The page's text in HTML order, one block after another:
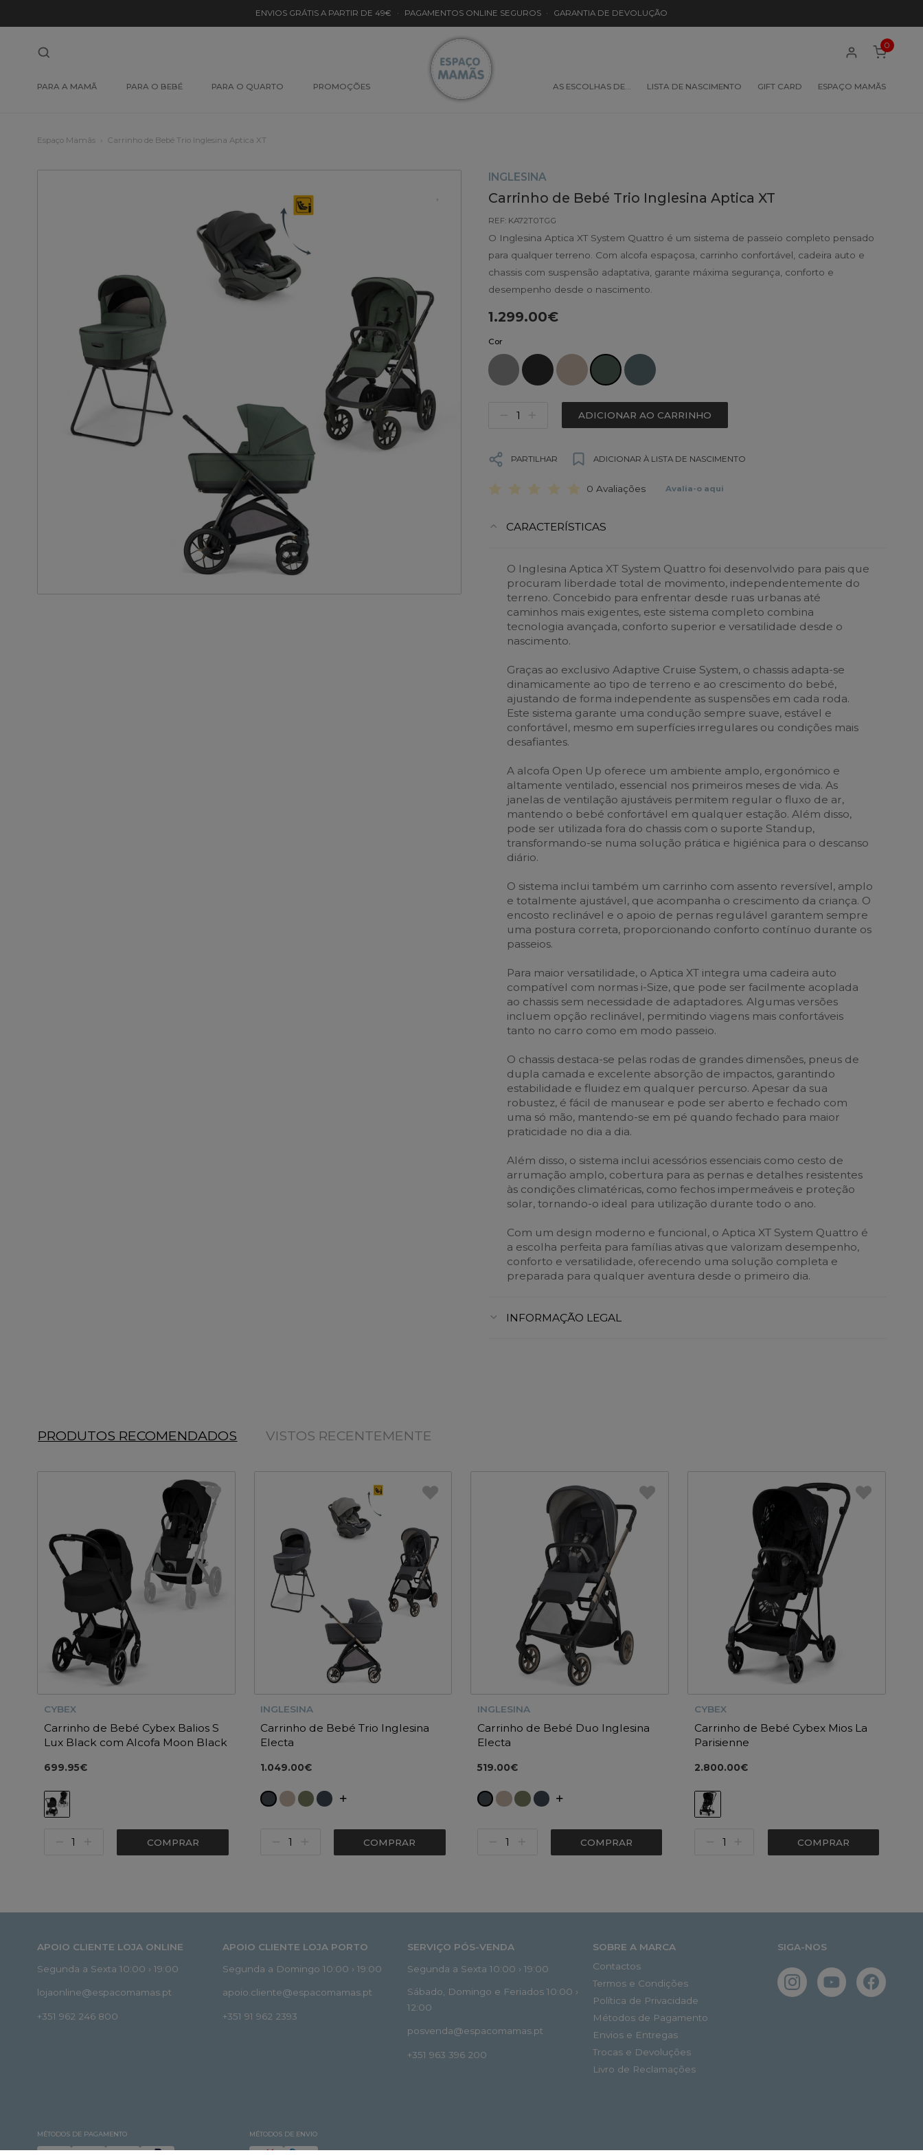
ENVIOS GRÁTIS A PARTIR DE 49€ · PAGAMENTOS ONLINE SEGUROS · GARANTIA DE DEVOLUÇÃO
PARA A MAMÃ PARA O BEBÉ PARA O QUARTO PROMOÇÕES AS ESCOLHAS DE… LISTA DE NASCIMENTO GIFT CARD ESPAÇO MAMÃS
0
Espaço Mamãs Carrinho de Bebé Trio Inglesina Aptica XT
INGLESINA
Carrinho de Bebé Trio Inglesina Aptica XT
REF: KA72T0TGG
O Inglesina Aptica XT System Quattro é um sistema de passeio completo pensado
para qualquer terreno. Com alcofa espaçosa, carrinho confortável, cadeira auto e
chassis com suspensão adaptativa, garante máxima segurança, conforto e
desempenho desde o nascimento.
1.299.00€
Cor
ADICIONAR AO CARRINHO
PARTILHAR ADICIONAR À LISTA DE NASCIMENTO
0 Avaliações Avalia-o aqui
CARACTERÍSTICAS
O Inglesina Aptica XT System Quattro foi desenvolvido para pais que
procuram liberdade total de movimento, independentemente do
terreno. Concebido para enfrentar desde ruas urbanas até
caminhos mais exigentes, este sistema completo combina
tecnologia avançada, conforto superior e versatilidade desde o
nascimento.
Graças ao exclusivo Adaptive Cruise System, o chassis adapta-se
dinamicamente ao tipo de terreno e ao crescimento do bebé,
ajustando de forma independente as suspensões em cada roda.
Este sistema garante uma condução sempre suave, estável e
confortável, mesmo em superfícies irregulares ou condições mais
desafiantes.
A alcofa Open Up oferece um ambiente amplo, ergonómico e
altamente ventilado, essencial nos primeiros meses de vida. As
janelas de ventilação ajustáveis permitem regular o fluxo de ar,
mantendo o bebé confortável em qualquer estação. Além disso,
pode ser utilizada fora do chassis com o suporte Standup,
transformando-se numa solução prática e higiénica para o descanso
diário.
O sistema inclui também um carrinho com assento reversível, amplo
e totalmente ajustável, que acompanha o crescimento da criança. O
encosto reclinável e o apoio de pernas regulável garantem sempre
uma postura correta, proporcionando conforto contínuo durante os
passeios.
Para maior versatilidade, o Aptica XT integra uma cadeira auto
compatível com normas i-Size, que pode ser facilmente acoplada
ao chassis sem necessidade de adaptadores. Algumas versões
incluem opção reclinável, permitindo viagens mais confortáveis
tanto no carro como em modo passeio.
O chassis destaca-se pelas rodas de grandes dimensões, pneus de
dupla camada e excelente absorção de impactos, garantindo
estabilidade e fluidez em qualquer percurso. Apesar da sua
robustez, é fácil de manusear e pode ser aberto e fechado com
uma só mão, mantendo-se em pé quando fechado para maior
praticidade no dia a dia.
Além disso, o sistema inclui acessórios essenciais como cesto de
arrumação amplo, cobertura para as pernas e detalhes resistentes
às condições climatéricas, como fechos impermeáveis e proteção
solar, tornando-o ideal para utilização durante todo o ano.
Com um design moderno e funcional, o Aptica XT System Quattro é
a escolha perfeita para famílias ativas que valorizam desempenho,
conforto e versatilidade, oferecendo uma solução completa e
preparada para qualquer aventura desde o primeiro dia.
INFORMAÇÃO LEGAL
PRODUTOS RECOMENDADOS VISTOS RECENTEMENTE
CYBEX
Carrinho de Bebé Cybex Balios S
Lux Black com Alcofa Moon Black
699.95€
COMPRAR
INGLESINA
Carrinho de Bebé Trio Inglesina
Electa
1.049.00€
COMPRAR
INGLESINA
Carrinho de Bebé Duo Inglesina
Electa
519.00€
COMPRAR
CYBEX
Carrinho de Bebé Cybex Mios La
Parisienne
2.800.00€
COMPRAR
APOIO CLIENTE LOJA ONLINE
Segunda a Sexta 10:00 › 19:00
lojaonline@espacomamas.pt
+351 962 246 800
APOIO CLIENTE LOJA PORTO
Segunda a Domingo 10:00 › 19:00
apoio.cliente@espacomamas.pt
+351 91 962 2393
SERVIÇO PÓS-VENDA
Segunda a Sexta 10:00 › 19:00
Sábado, Domingo e Feriados 10:00 ›
12:00
posvenda@espacomamas.pt
+351 963 396 200
SOBRE A MARCA
Contactos
Termos e Condições
Política de Privacidade
Métodos de Pagamento
Envios e Entregas
Trocas e Devoluções
Livro de Reclamações
SIGA-NOS
MÉTODOS DE PAGAMENTO MÉTODOS DE ENVIO